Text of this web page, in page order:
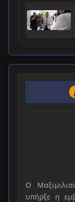
Ο
υπήρξε η